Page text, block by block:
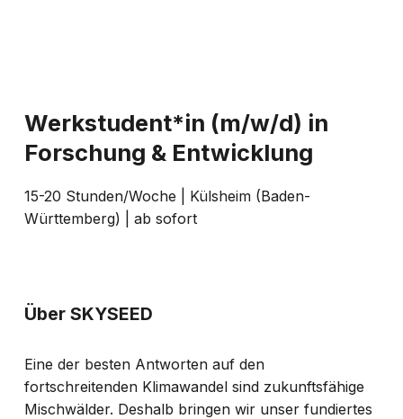
Werkstudent*in (m/w/d) in
Forschung & Entwicklung
15-20 Stunden/Woche | Külsheim (Baden-
Württemberg) | ab sofort
Über SKYSEED
Eine der besten Antworten auf den
fortschreitenden Klimawandel sind zukunftsfähige
Mischwälder. Deshalb bringen wir unser fundiertes